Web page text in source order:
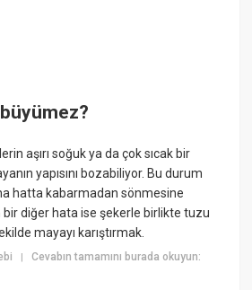
aşırı soğuk ya da çok sıcak bir
yapısını bozabiliyor. Bu durum
hatta kabarmadan sönmesine
bir diğer hata ise şekerle birlikte tuzu
mayayı karıştırmak.
|Cevabın tamamını burada okuyun: